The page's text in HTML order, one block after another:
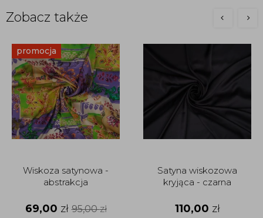
Zobacz także
promocja
Wiskoza satynowa -
abstrakcja
69,00 zł 95,00zł
Satyna wiskozowa
kryjąca - czarna
110,00 zł